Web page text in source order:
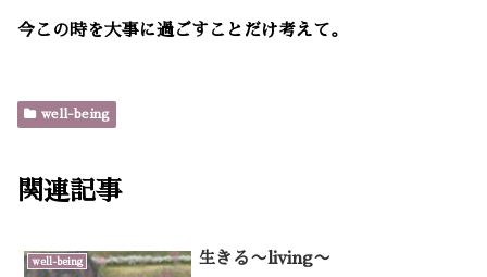
今この時を大事に過ごすことだけ考えて。
well-being
関連記事
well-being 生きる〜living〜